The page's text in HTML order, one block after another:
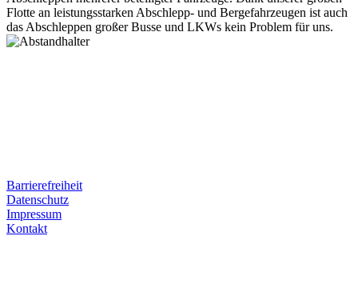
Flotte an leistungsstarken Abschlepp- und Bergefahrzeugen ist auch
das Abschleppen großer Busse und LKWs kein Problem für uns.
Barrierefreiheit
Datenschutz
Impressum
Kontakt